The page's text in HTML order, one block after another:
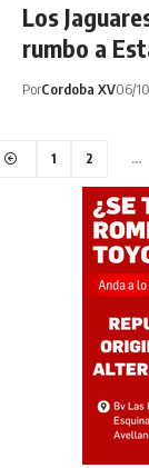
Los
rumbo a
PorCordoba XV06/
1 2 …